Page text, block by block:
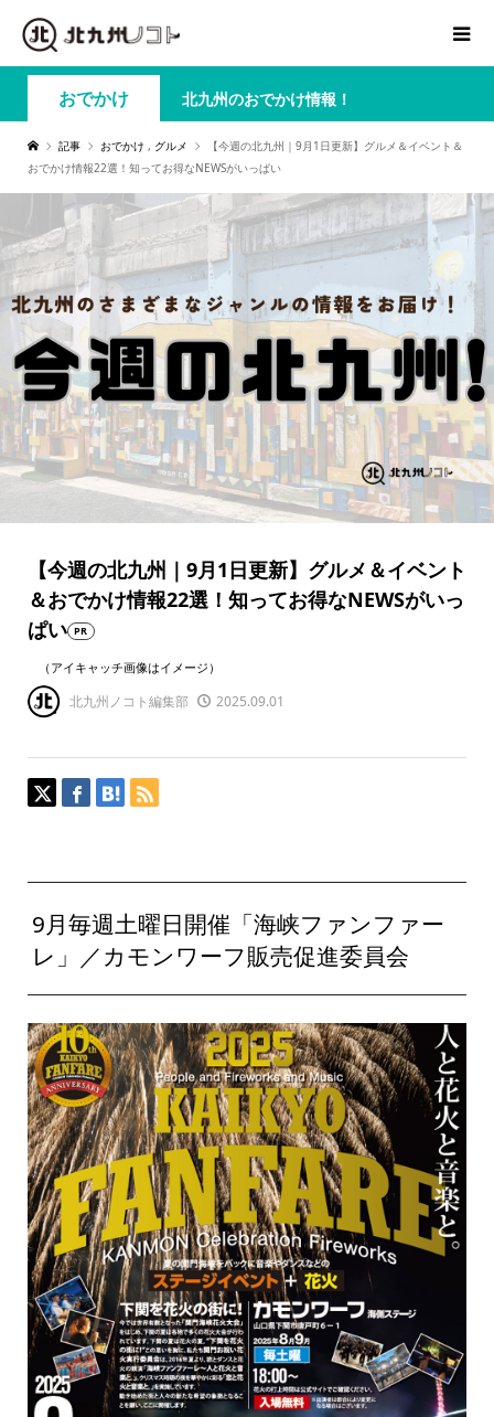
おでかけ 北九州のおでかけ情報！
記事 おでかけ , グルメ
【今週の北九州｜9月1日更新】グルメ＆イベント＆
おでかけ情報22選！知ってお得なNEWSがいっぱい
【今週の北九州｜9月1日更新】グルメ＆イベント
＆おでかけ情報22選！知ってお得なNEWSがいっ
ぱい PR
（アイキャッチ画像はイメージ）
北九州ノコト編集部 2025.09.01
9月毎週土曜日開催「海峡ファンファー
レ」／カモンワーフ販売促進委員会